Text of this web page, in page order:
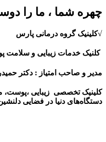
چهره شما ، ما را
√کلینیک گروه درمانی پارس
کلنیک خدمات زیبایی و سلامت
مدیر و صاحب امتیاز : دکتر
کلینیک تخصصی زیبایی ،پوست،
دستگاه‌های دنیا در فضایی